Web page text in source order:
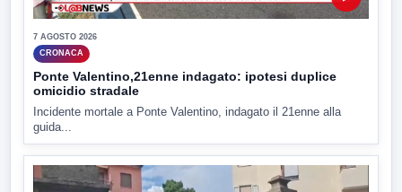
7 AGOSTO 2026
CRONACA
Ponte Valentino,21enne indagato: ipotesi duplice
omicidio stradale
Incidente mortale a Ponte Valentino, indagato il 21enne alla
guida...